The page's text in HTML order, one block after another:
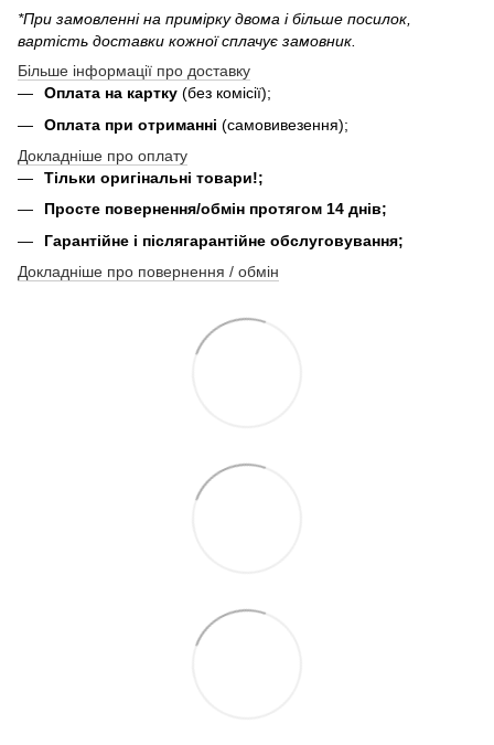
*При замовленні на примірку двома і більше посилок,
вартість доставки кожної сплачує замовник.
Більше інформації про доставку
Оплата на картку (без комісії);
Оплата при отриманні (самовивезення);
Докладніше про оплату
Тільки оригінальні товари!;
Просте повернення/обмін протягом 14 днів;
Гарантійне і післягарантійне обслуговування;
Докладніше про повернення / обмін